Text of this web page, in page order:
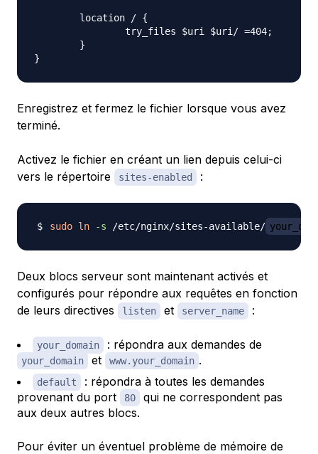
        location / {
                try_files $uri $uri/ =404;
        }
Enregistrez et fermez le fichier lorsque vous avez
terminé.
Activez le fichier en créant un lien depuis celui-ci
vers le répertoire
sites-enabled :
sudo ln -s /etc/nginx/sites-available/
Deux blocs serveur sont maintenant activés et
configurés pour répondre aux requêtes en fonction
de leurs directives
listen et server_name :
your_domain : répondra aux demandes de
your_domain et www.your_domain .
default
: répondra à toutes les demandes
provenant du port
80
qui ne correspondent pas
aux deux autres blocs.
Pour éviter un éventuel problème de mémoire de